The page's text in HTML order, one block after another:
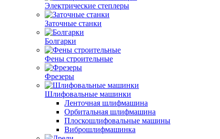
Электрические степлеры
Заточные станки
Болгарки
Фены строительные
Фрезеры
Шлифовальные машинки
Ленточная шлифмашина
Орбитальная шлифмашина
Плоскошлифовальные машины
Виброшлифмашинка